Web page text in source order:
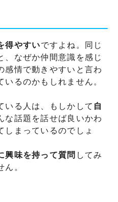
得やすいですよね。同じ
、なぜか仲間意識を感じ
感情で動きやすいと言わ
るのかもしれません。
いる人は、もしかして 自
な話題を話せば良いかわ
しまっているのでしょ
興味を持って質問 してみ
ん。